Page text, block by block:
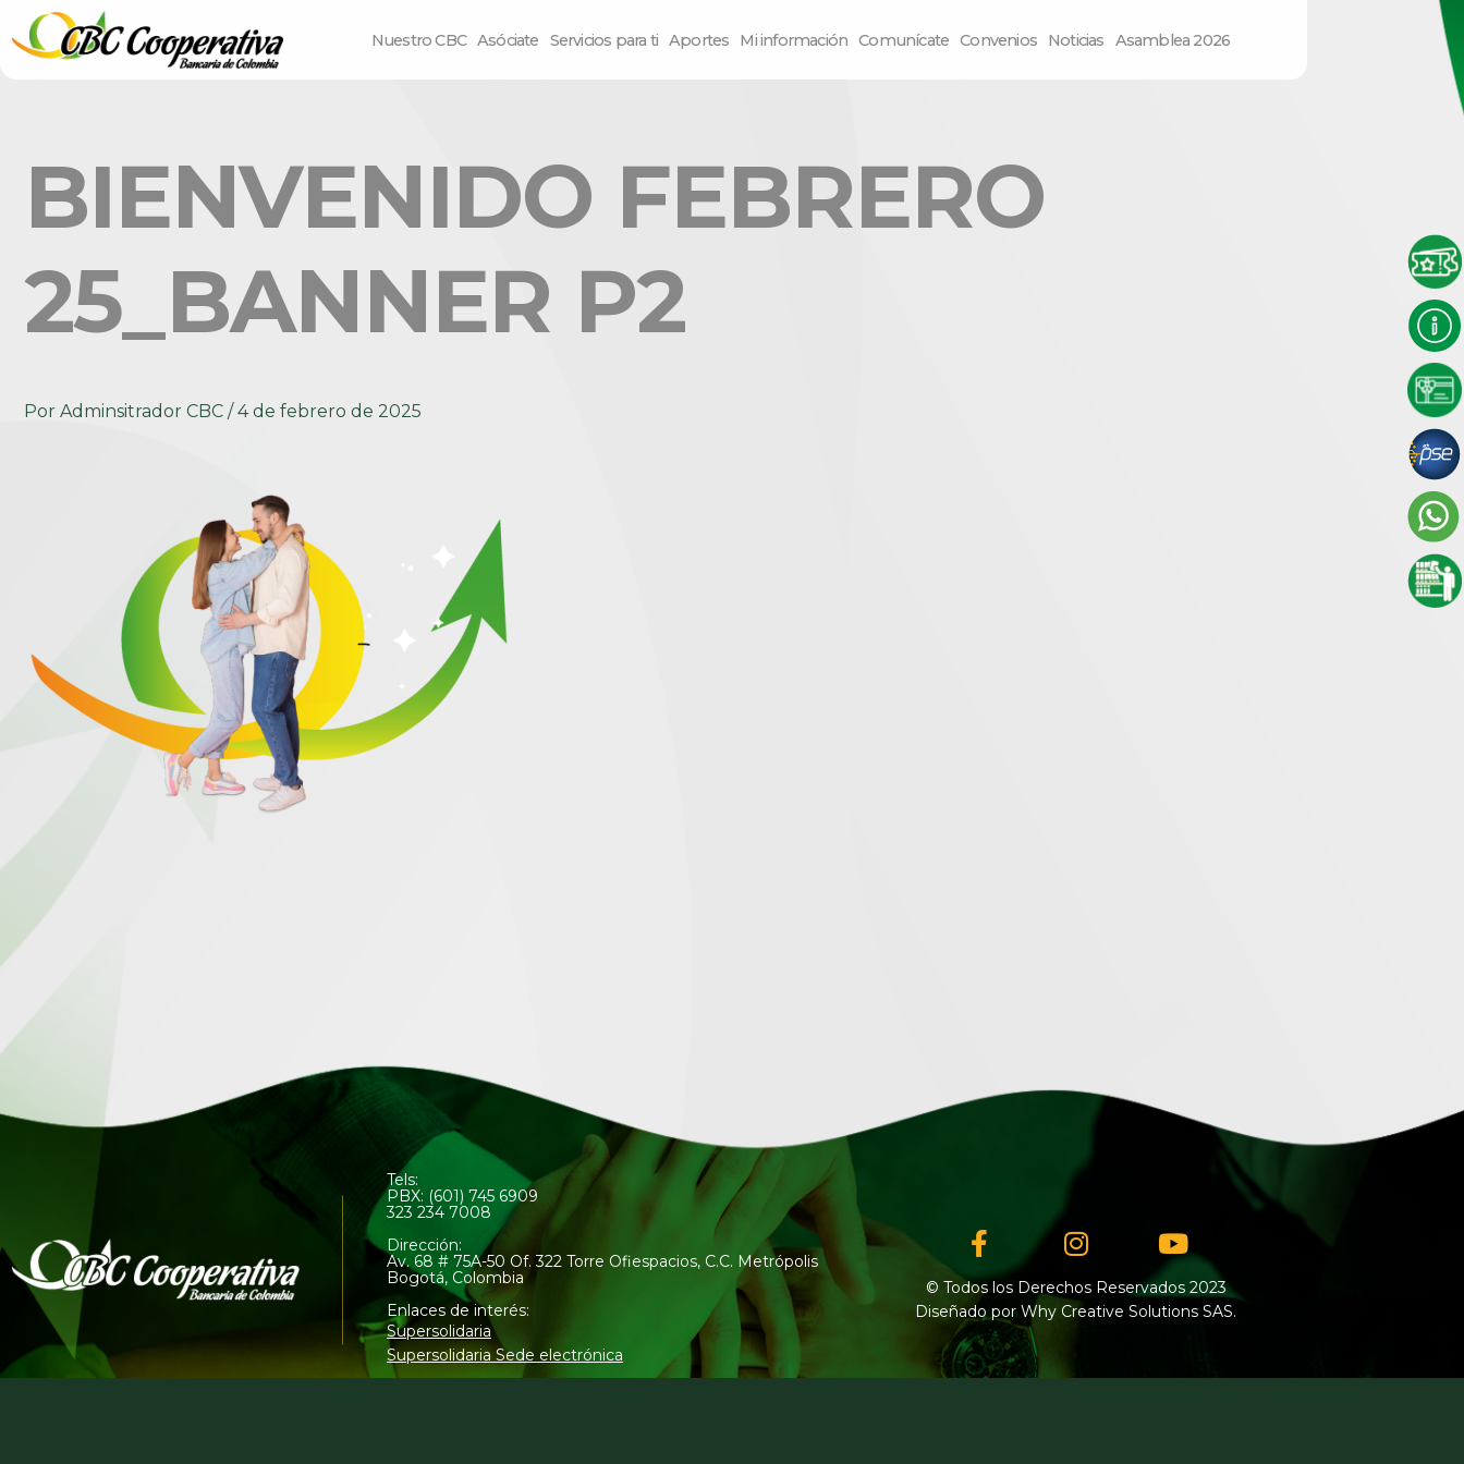
Nuestro CBC Asóciate Servicios para ti Aportes Mi información Comunícate Convenios Noticias Asamblea 2026
BIENVENIDO FEBRERO
25_BANNER P2
Por Adminsitrador CBC / 4 de febrero de 2025
Tels:
PBX: (601) 745 6909
323 234 7008
Dirección:
Av. 68 # 75A-50 Of. 322 Torre Ofiespacios, C.C. Metrópolis
Bogotá, Colombia
Enlaces de interés:
Supersolidaria
Supersolidaria Sede electrónica
Facebook-
f
InstagramYoutube
© Todos los Derechos Reservados 2023
Diseñado por Why Creative Solutions SAS.